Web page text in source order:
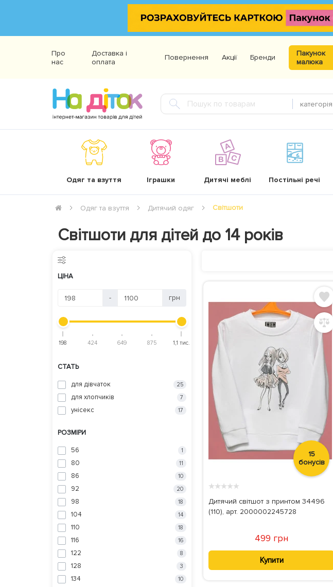
Про
нас
Доставка і
оплата
Повернення Акції Бренди
Пакунок
малюка
категорія
Одяг та взуття Іграшки Дитячі меблі Постільні речі
Одяг та взуття Дитячий одяг Світшоти
Світшоти для дітей до 14 років
ЦІНА
- грн
198 424 649 875 1,1 тис.
СТАТЬ
для дівчаток 25
для хлопчиків 7
унісекс 17
РОЗМІРИ
56 1
80 11
86 10
92 20
98 18
104 14
110 18
116 16
122 8
128 3
134 10
15
бонусів
★★★★★
Дитячий світшот з принтом 34496
(110), арт. 2000002245728
499 грн
Купити